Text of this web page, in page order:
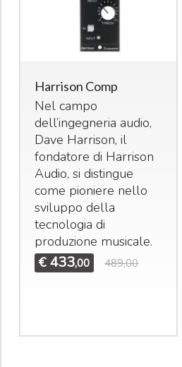
Harrison Comp
Nel campo
dell’ingegneria audio,
Dave Harrison, il
fondatore di Harrison
Audio, si distingue
come pioniere nello
sviluppo della
tecnologia di
produzione musicale.
€ 433,00 489,00